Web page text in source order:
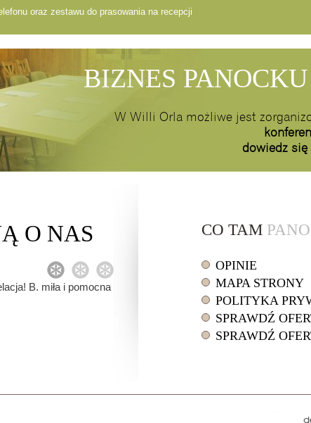
oraz zestawu do prasowania na recepcji
BIZNES PANOCKU
W Willi Orla możliwe jest
dowiedz się
O NAS
B. miła i pomocna
1 2 3
CO TAM
OPINIE
MAPA STRONY
POLITYKA
SPRAWDŹ
SPRAWDŹ